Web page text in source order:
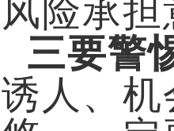
风险承
三要警
诱人、